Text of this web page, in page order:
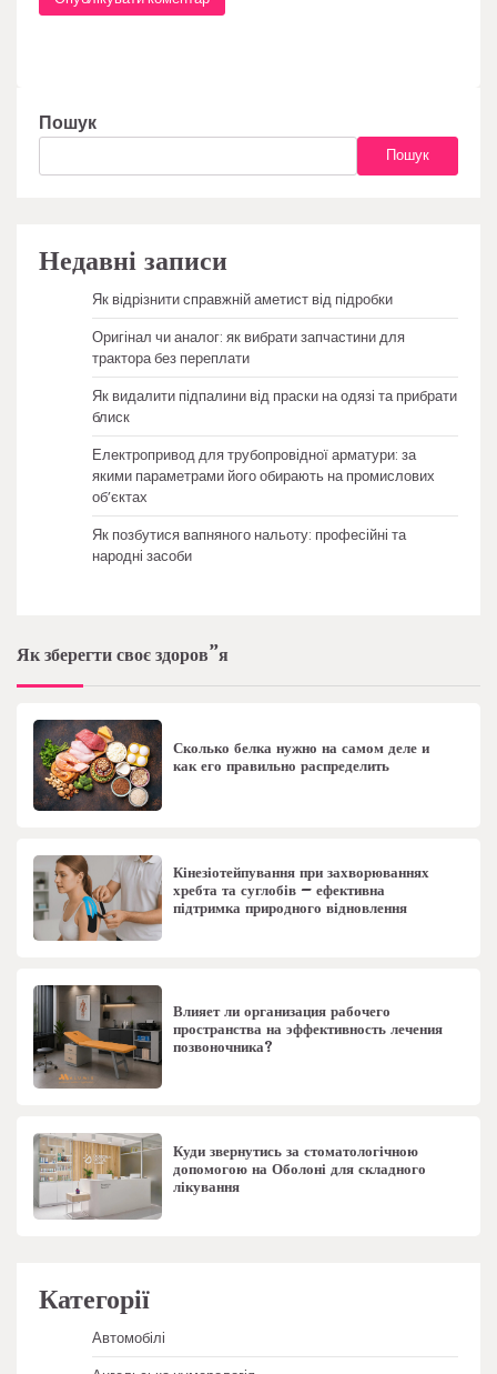
Пошук
Пошук
Недавні записи
Як відрізнити справжній аметист від підробки
Оригінал чи аналог: як вибрати запчастини для
трактора без переплати
Як видалити підпалини від праски на одязі та прибрати
блиск
Електропривод для трубопровідної арматури: за
якими параметрами його обирають на промислових
об’єктах
Як позбутися вапняного нальоту: професійні та
народні засоби
Як зберегти своє здоров”я
Сколько белка нужно на самом деле и
как его правильно распределить
Кінезіотейпування при захворюваннях
хребта та суглобів – ефективна
підтримка природного відновлення
Влияет ли организация рабочего
пространства на эффективность лечения
позвоночника?
Куди звернутись за стоматологічною
допомогою на Оболоні для складного
лікування
Категорії
Автомобілі